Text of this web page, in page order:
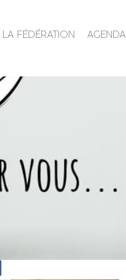
LA FÉDÉRATION AGENDA